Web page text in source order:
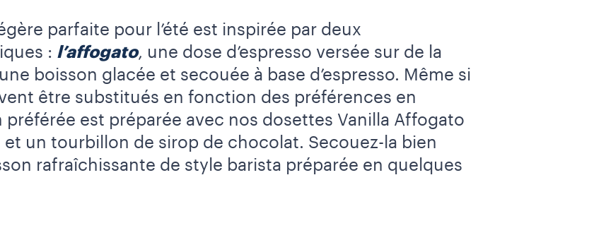
parfaite pour l’été est inspirée par deux
: l’affogato, une dose d’espresso versée sur de la
boisson glacée et secouée à base d’espresso. Même si
être substitués en fonction des préférences en
est préparée avec nos dosettes Vanilla Affogato
et un tourbillon de sirop de chocolat. Secouez-la bien
rafraîchissante de style barista préparée en quelques